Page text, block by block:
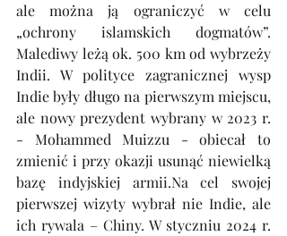
ale można ją ograniczyć w celu
„ochrony islamskich dogmatów”.
Malediwy leżą ok. 500 km od wybrzeży
Indii. W polityce zagranicznej wysp
Indie były długo na pierwszym miejscu,
ale nowy prezydent wybrany w 2023 r.
- Mohammed Muizzu - obiecał to
zmienić i przy okazji usunąć niewielką
bazę indyjskiej armii.Na cel swojej
pierwszej wizyty wybrał nie Indie, ale
ich rywala – Chiny. W styczniu 2024 r.